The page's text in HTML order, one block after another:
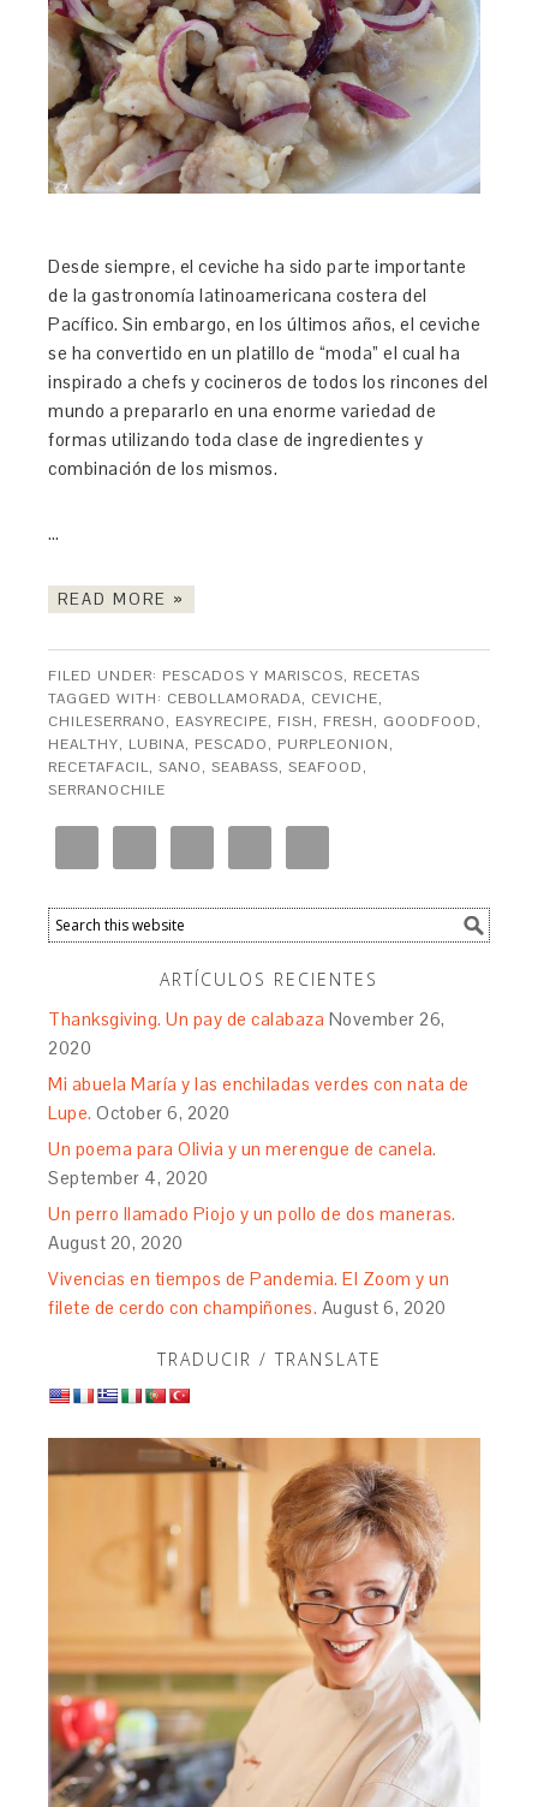
Desde siempre, el ceviche ha sido parte importante
de la gastronomía latinoamericana costera del
Pacífico. Sin embargo, en los últimos años, el ceviche
se ha convertido en un platillo de “moda” el cual ha
inspirado a chefs y cocineros de todos los rincones del
mundo a prepararlo en una enorme variedad de
formas utilizando toda clase de ingredientes y
combinación de los mismos.
…
READ MORE »
FILED UNDER: PESCADOS Y MARISCOS, RECETAS
TAGGED WITH: CEBOLLAMORADA, CEVICHE,
CHILESERRANO, EASYRECIPE, FISH, FRESH, GOODFOOD,
HEALTHY, LUBINA, PESCADO, PURPLEONION,
RECETAFACIL,SANO,SEABASS,SEAFOOD,
SERRANOCHILE
ARTÍCULOS RECIENTES
Thanksgiving. Un pay de calabaza November 26,
2020
Mi abuela María y las enchiladas verdes con nata de
Lupe. October 6, 2020
Un poema para Olivia y un merengue de canela.
September 4, 2020
Un perro llamado Piojo y un pollo de dos maneras.
August 20, 2020
Vivencias en tiempos de Pandemia. El Zoom y un
filete de cerdo con champiñones. August 6, 2020
TRADUCIR / TRANSLATE